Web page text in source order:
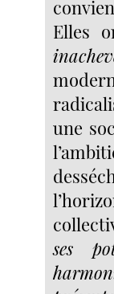
Elles
une
ses